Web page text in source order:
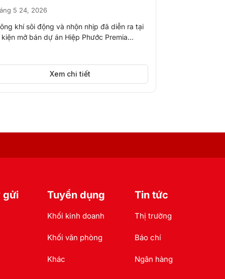
5 24, 2026
khí sôi động và nhộn nhịp đã diễn ra tại
kiện mở bán dự án Hiệp Phước Premia...
Xem chi tiết
gửi Tuyển dụng
Khối kinh doanh
Khối văn phòng
Khác
Tin tức
Thị trường
Báo chí
Ngân hàng